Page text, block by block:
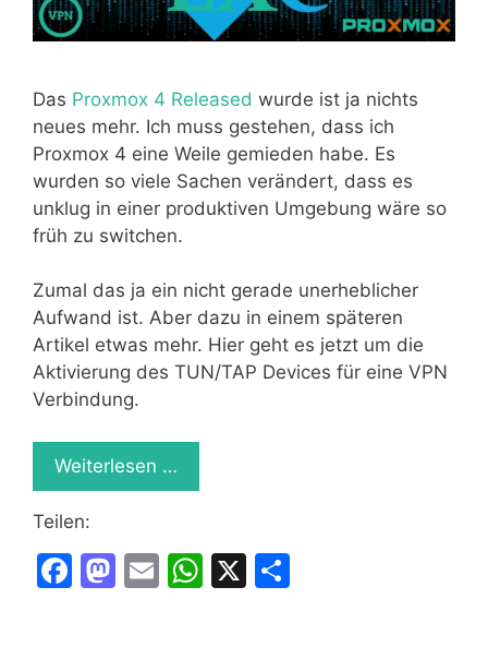
Das Proxmox 4 Released wurde ist ja nichts
neues mehr. Ich muss gestehen, dass ich
Proxmox 4 eine Weile gemieden habe. Es
wurden so viele Sachen verändert, dass es
unklug in einer produktiven Umgebung wäre so
früh zu switchen.
Zumal das ja ein nicht gerade unerheblicher
Aufwand ist. Aber dazu in einem späteren
Artikel etwas mehr. Hier geht es jetzt um die
Aktivierung des TUN/TAP Devices für eine VPN
Verbindung.
Weiterlesen …
Teilen:
F
M E
W X